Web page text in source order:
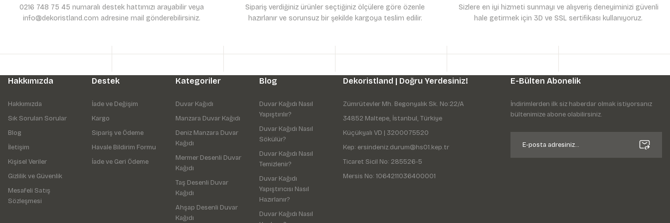
Gönder
0216 748 75 45 numaralı destek hattımızı arayabilir veya
info@dekoristland.com adresine mail gönderebilirsiniz.
Sipariş verdiğiniz ürünler seçtiğiniz ölçülere göre özenle
hazırlanır ve sorunsuz bir şekilde kargoya teslim edilir.
Sizlere en iyi hizmeti sunmayı ve alışveriş deneyiminizi güvenli
hale getirmek için 3D ve SSL sertifikası kullanıyoruz.
Hakkımızda
Hakkımızda
Sık Sorulan Sorular
Blog
İletişim
Kişisel Veriler
Gizlilik ve Güvenlik
Mesafeli Satış
Sözleşmesi
Destek
İade ve Değişim
Kargo
Sipariş ve Ödeme
Havale Bildirim Formu
İade ve Geri Ödeme
Kategoriler
Duvar Kağıdı
Manzara Duvar Kağıdı
Deniz Manzara Duvar
Kağıdı
Mermer Desenli Duvar
Kağıdı
Taş Desenli Duvar
Kağıdı
Ahşap Desenli Duvar
Kağıdı
Blog
Duvar Kağıdı Nasıl
Yapıştırılır?
Duvar Kağıdı Nasıl
Sökülür?
Duvar Kağıdı Nasıl
Temizlenir?
Duvar Kağıdı
Yapıştırıcısı Nasıl
Hazırlanır?
Duvar Kağıdı Nasıl
Dekoristland | Doğru Yerdesiniz!
Zümrütevler Mh. Begonyalık Sk. No:22/A
34852 Maltepe, İstanbul, Türkiye
Küçükyalı VD | 3200075520
Kep: ersindeniz.durum@hs01.kep.tr
Ticaret Sicil No: 285526-5
Mersis No: 1064211036400001
E-Bülten Abonelik
İndirimlerden ilk siz haberdar olmak istiyorsanız
bültenimize abone olabilirsiniz.